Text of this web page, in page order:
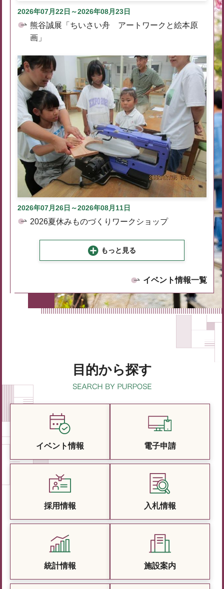
2026年07月22日～2026年08月23日
熊谷誠展「ちいさい舟 アートワークと絵本原
画」
2026年07月26日～2026年08月11日
2026夏休みものづくりワークショップ
もっと見る
イベント情報一覧
目的から探す
イベント情報 電子申請
採用情報 入札情報
統計情報 施設案内